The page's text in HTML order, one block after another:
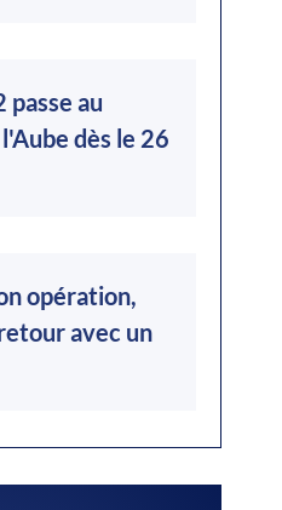
passe au
dès le 26
opération,
avec un